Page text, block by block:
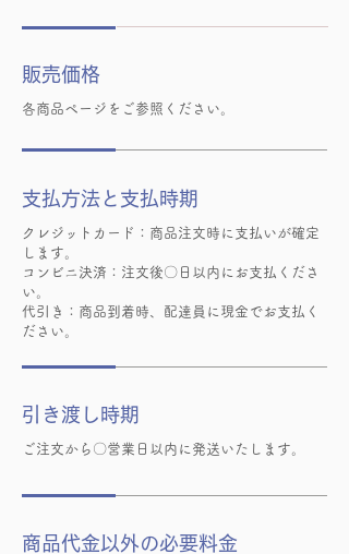
販売価格
各商品ページをご参照ください。
支払方法と支払時期
クレジットカード：商品注文時に支払いが確定
します。
コンビニ決済：注文後〇日以内にお支払くださ
い。
代引き：商品到着時、配達員に現金でお支払く
ださい。
引き渡し時期
ご注文から〇営業日以内に発送いたします。
商品代金以外の必要料金